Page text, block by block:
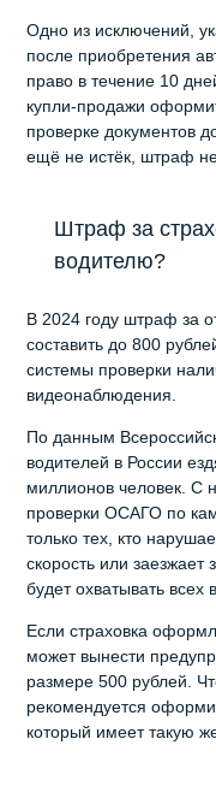
Одно из исключений,
после приобретения
право в течение 10
купли-продажи
проверке документов
ещё не истёк, штраф
Штраф за
водителю?
В 2024 году штраф за
составить до 800
системы проверки
видеонаблюдения.
По данным
водителей в России
миллионов человек. С
проверки ОСАГО по
только тех, кто
скорость или
будет охватывать всех
Если страховка
может вынести
размере 500 рублей.
рекомендуется
который имеет такую